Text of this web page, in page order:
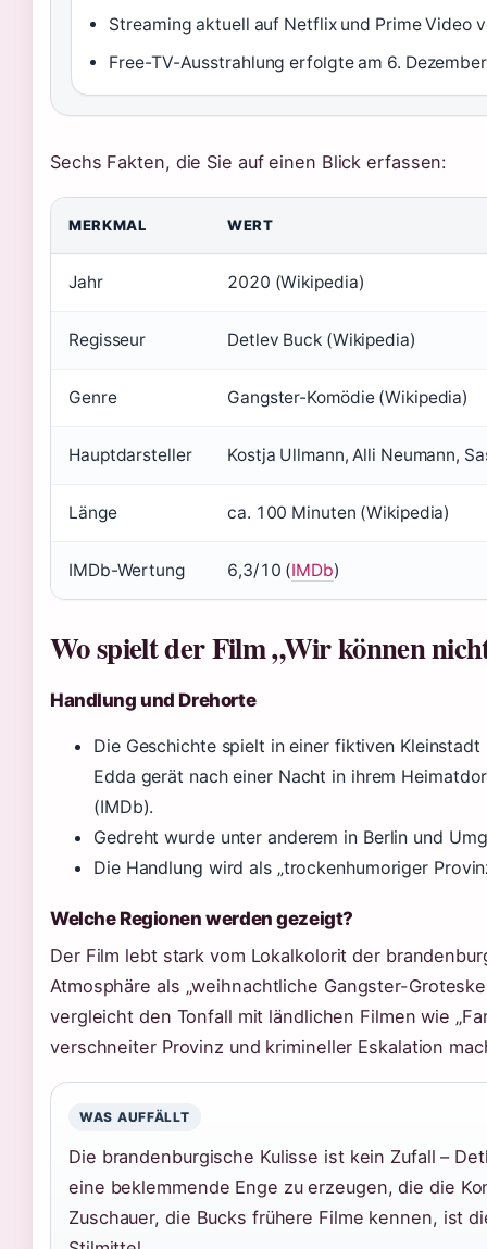
Streaming aktuell auf Netflix und Prime Video
Free-TV-Ausstrahlung erfolgte am 6.
Sechs Fakten, die Sie auf einen Blick erfassen:
MERKMAL WERT
Jahr 2020 (Wikipedia)
Regisseur Detlev Buck (Wikipedia)
Genre Gangster-Komödie (Wikipedia)
Hauptdarsteller Kostja Ullmann, Alli Neumann,
Länge ca. 100 Minuten (Wikipedia)
IMDb-Wertung 6,3/10 (IMDb)
Wo spielt der Film „Wir können
Handlung und Drehorte
Die Geschichte spielt in einer fiktiven
Edda gerät nach einer Nacht in ihrem
(IMDb).
Gedreht wurde unter anderem in Berlin und
Die Handlung wird als „trockenhumoriger
Welche Regionen werden gezeigt?
Der Film lebt stark vom Lokalkolorit der
Atmosphäre als „weihnachtliche Gangster-
vergleicht den Tonfall mit ländlichen Filmen wie
verschneiter Provinz und krimineller Eskalation
WAS AUFFÄLLT
Die brandenburgische Kulisse ist kein Zufall –
eine beklemmende Enge zu erzeugen, die die
Zuschauer, die Bucks frühere Filme kennen, ist